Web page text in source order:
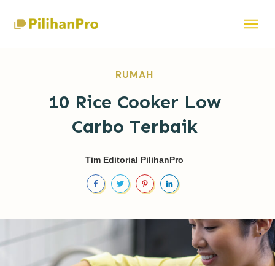
RUMAH
10 Rice Cooker Low
Carbo Terbaik
Tim Editorial PilihanPro